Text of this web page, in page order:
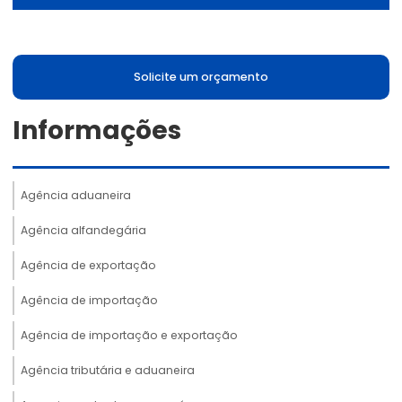
Solicite um orçamento
Informações
Agência aduaneira
Agência alfandegária
Agência de exportação
Agência de importação
Agência de importação e exportação
Agência tributária e aduaneira